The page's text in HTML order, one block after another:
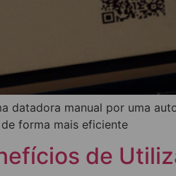
datadora manual por uma
forma mais eficiente
de